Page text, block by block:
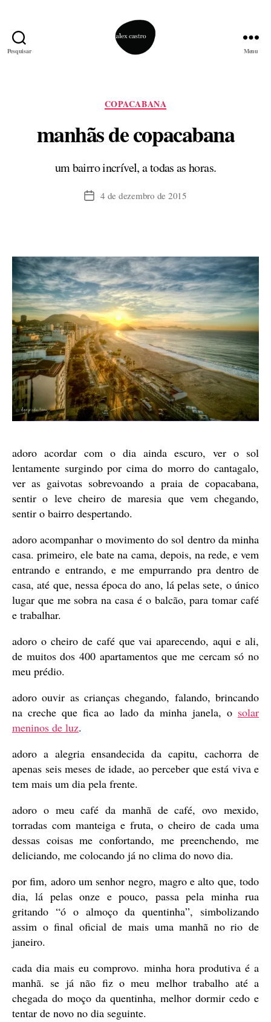
Pesquisar Menu
Categorias
COPACABANA
manhãs de copacabana
um bairro incrível, a todas as horas.
Data4 de dezembro de 2015
adoro acordar com o dia ainda escuro, ver o sol
lentamente surgindo por cima do morro do cantagalo,
ver as gaivotas sobrevoando a praia de copacabana,
sentir o leve cheiro de maresia que vem chegando,
sentir o bairro despertando.
adoro acompanhar o movimento do sol dentro da minha
casa. primeiro, ele bate na cama, depois, na rede, e vem
entrando e entrando, e me empurrando pra dentro de
casa, até que, nessa época do ano, lá pelas sete, o único
lugar que me sobra na casa é o balcão, para tomar café
e trabalhar.
adoro o cheiro de café que vai aparecendo, aqui e ali,
de muitos dos 400 apartamentos que me cercam só no
meu prédio.
adoro ouvir as crianças chegando, falando, brincando
na creche que fica ao lado da minha janela, o solar
meninos de luz.
adoro a alegria ensandecida da capitu, cachorra de
apenas seis meses de idade, ao perceber que está viva e
tem mais um dia pela frente.
adoro o meu café da manhã de café, ovo mexido,
torradas com manteiga e fruta, o cheiro de cada uma
dessas coisas me confortando, me preenchendo, me
deliciando, me colocando já no clima do novo dia.
por fim, adoro um senhor negro, magro e alto que, todo
dia, lá pelas onze e pouco, passa pela minha rua
gritando “ó o almoço da quentinha”, simbolizando
assim o final oficial de mais uma manhã no rio de
janeiro.
cada dia mais eu comprovo. minha hora produtiva é a
manhã. se já não fiz o meu melhor trabalho até a
chegada do moço da quentinha, melhor dormir cedo e
tentar de novo no dia seguinte.